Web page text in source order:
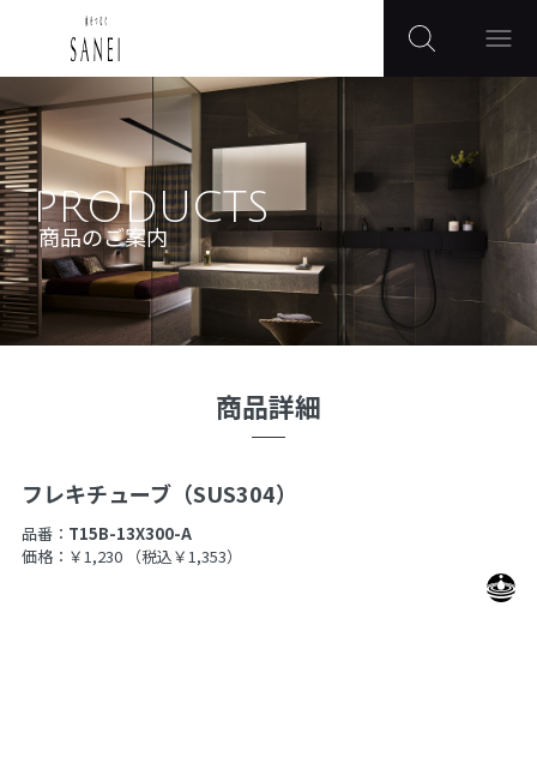
PRODUCTS
商品のご案内
商品詳細
フレキチューブ（SUS304）
品番： T15B-13X300-A
価格：￥1,230
（税込￥1,353）